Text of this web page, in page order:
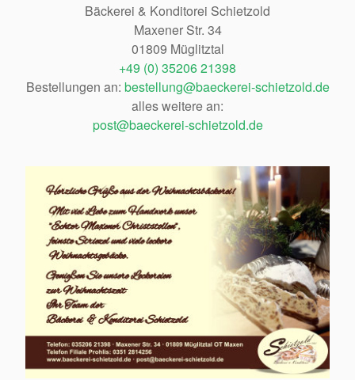
Bäckerei & Konditorei Schietzold
Maxener Str. 34
01809 Müglitztal
+49 (0) 35206 21398
Bestellungen an: bestellung@baeckerei-schietzold.de
alles weitere an:
post@baeckerei-schietzold.de